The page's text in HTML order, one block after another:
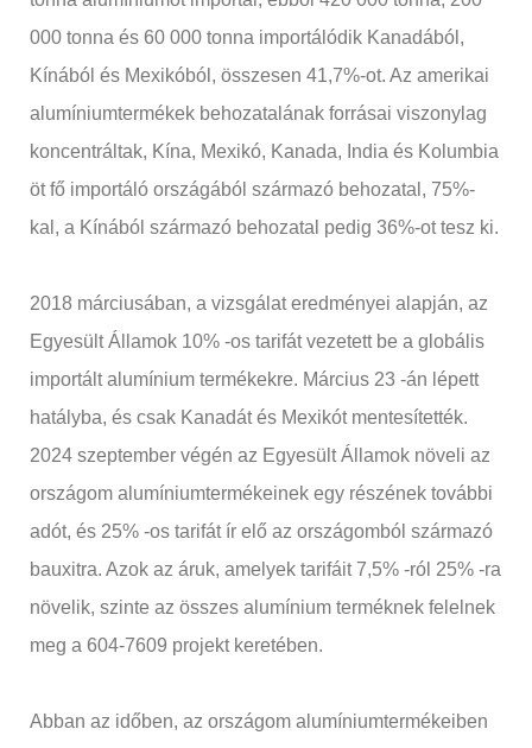
000 tonna és 60 000 tonna importálódik Kanadából,
Kínából és Mexikóból, összesen 41,7%-ot. Az amerikai
alumíniumtermékek behozatalának forrásai viszonylag
koncentráltak, Kína, Mexikó, Kanada, India és Kolumbia
öt fő importáló országából származó behozatal, 75%-
kal, a Kínából származó behozatal pedig 36%-ot tesz ki.
2018 márciusában, a vizsgálat eredményei alapján, az
Egyesült Államok 10% -os tarifát vezetett be a globális
importált alumínium termékekre. Március 23 -án lépett
hatályba, és csak Kanadát és Mexikót mentesítették.
2024 szeptember végén az Egyesült Államok növeli az
országom alumíniumtermékeinek egy részének további
adót, és 25% -os tarifát ír elő az országomból származó
bauxitra. Azok az áruk, amelyek tarifáit 7,5% -ról 25% -ra
növelik, szinte az összes alumínium terméknek felelnek
meg a 604-7609 projekt keretében.
Abban az időben, az országom alumíniumtermékeiben